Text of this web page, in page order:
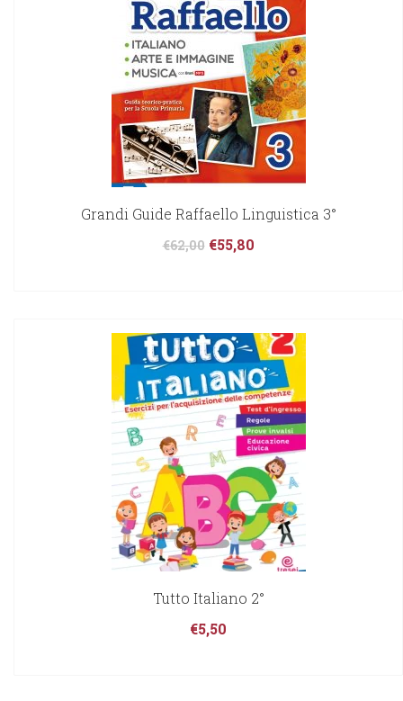
Grandi Guide Raffaello Linguistica 3°
€62,00 €55,80
Tutto Italiano 2°
€5,50